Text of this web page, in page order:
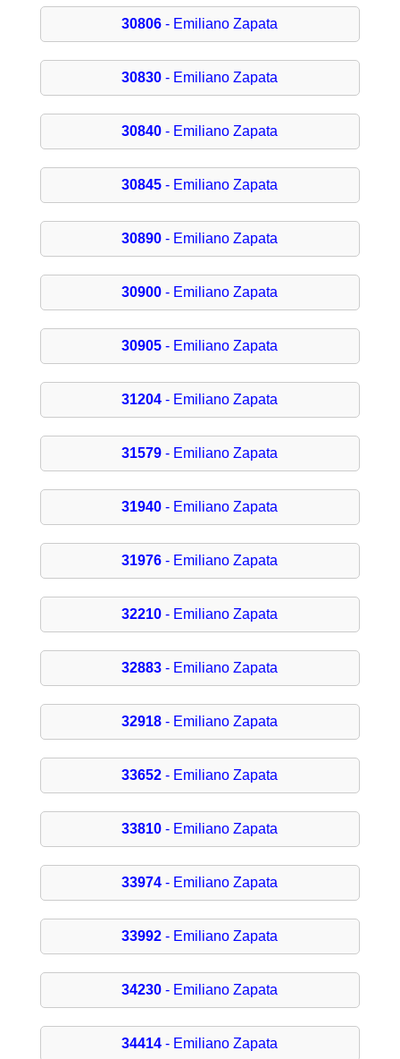
30806 - Emiliano Zapata
30830 - Emiliano Zapata
30840 - Emiliano Zapata
30845 - Emiliano Zapata
30890 - Emiliano Zapata
30900 - Emiliano Zapata
30905 - Emiliano Zapata
31204 - Emiliano Zapata
31579 - Emiliano Zapata
31940 - Emiliano Zapata
31976 - Emiliano Zapata
32210 - Emiliano Zapata
32883 - Emiliano Zapata
32918 - Emiliano Zapata
33652 - Emiliano Zapata
33810 - Emiliano Zapata
33974 - Emiliano Zapata
33992 - Emiliano Zapata
34230 - Emiliano Zapata
34414 - Emiliano Zapata